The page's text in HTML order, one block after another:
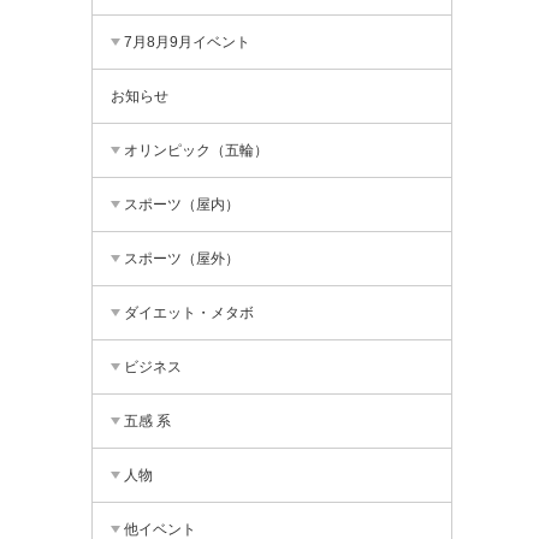
7月8月9月イベント
お知らせ
オリンピック（五輪）
スポーツ（屋内）
スポーツ（屋外）
ダイエット・メタボ
ビジネス
五感 系
人物
他イベント